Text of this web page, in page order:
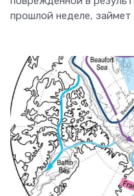
прошлой неделе,